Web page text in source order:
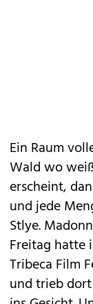
Ein Raum
Wald wo
erscheint,
und jede
Stlye.
Freitag hatte
Tribeca Film
und trieb